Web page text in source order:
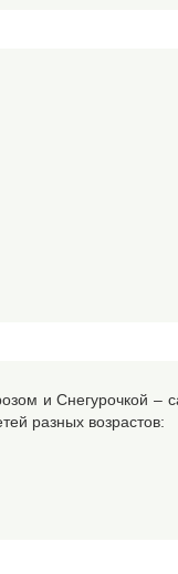
и Снегурочкой –
разных возрастов: